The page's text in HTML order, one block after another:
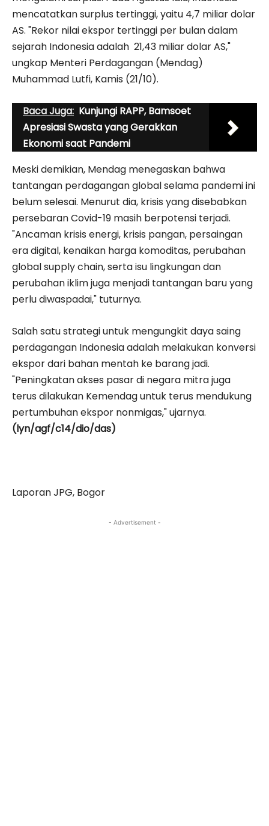
mencatatkan surplus tertinggi, yaitu 4,7 miliar dolar
AS. "Rekor nilai ekspor tertinggi per bulan dalam
sejarah Indonesia adalah 21,43 miliar dolar AS,"
ungkap Menteri Perdagangan (Mendag)
Muhammad Lutfi, Kamis (21/10).
Baca Juga: Kunjungi RAPP, Bamsoet
Apresiasi Swasta yang Gerakkan
Ekonomi saat Pandemi
Meski demikian, Mendag menegaskan bahwa
tantangan perdagangan global selama pandemi ini
belum selesai. Menurut dia, krisis yang disebabkan
persebaran Covid-19 masih berpotensi terjadi.
"Ancaman krisis energi, krisis pangan, persaingan
era digital, kenaikan harga komoditas, perubahan
global supply chain, serta isu lingkungan dan
perubahan iklim juga menjadi tantangan baru yang
perlu diwaspadai," tuturnya.
Salah satu strategi untuk mengungkit daya saing
perdagangan Indonesia adalah melakukan konversi
ekspor dari bahan mentah ke barang jadi.
"Peningkatan akses pasar di negara mitra juga
terus dilakukan Kemendag untuk terus mendukung
pertumbuhan ekspor nonmigas," ujarnya.
(lyn/agf/c14/dio/das)
Laporan JPG, Bogor
- Advertisement -